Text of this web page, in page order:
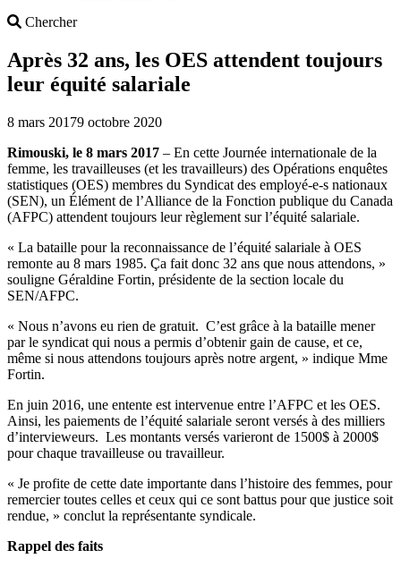
ChercherSearch
Après 32 ans, les OES attendent toujours
leur équité salariale
8 mars 20179 octobre 2020
Rimouski, le 8 mars 2017 – En cette Journée internationale de la
femme, les travailleuses (et les travailleurs) des Opérations enquêtes
statistiques (OES) membres du Syndicat des employé-e-s nationaux
(SEN), un Élément de l’Alliance de la Fonction publique du Canada
(AFPC) attendent toujours leur règlement sur l’équité salariale.
« La bataille pour la reconnaissance de l’équité salariale à OES
remonte au 8 mars 1985. Ça fait donc 32 ans que nous attendons, »
souligne Géraldine Fortin, présidente de la section locale du
SEN/AFPC.
« Nous n’avons eu rien de gratuit. C’est grâce à la bataille mener
par le syndicat qui nous a permis d’obtenir gain de cause, et ce,
même si nous attendons toujours après notre argent, » indique Mme
Fortin.
En juin 2016, une entente est intervenue entre l’AFPC et les OES.
Ainsi, les paiements de l’équité salariale seront versés à des milliers
d’intervieweurs. Les montants versés varieront de 1500$ à 2000$
pour chaque travailleuse ou travailleur.
« Je profite de cette date importante dans l’histoire des femmes, pour
remercier toutes celles et ceux qui ce sont battus pour que justice soit
rendue, » conclut la représentante syndicale.
Rappel des faits